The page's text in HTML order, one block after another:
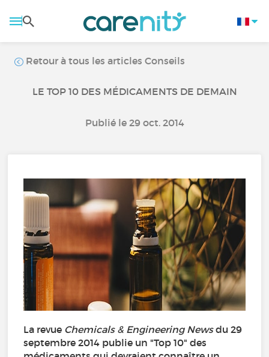
Retour à tous les articles Conseils
LE TOP 10 DES MÉDICAMENTS DE DEMAIN
Publié le 29 oct. 2014
La revue Chemicals & Engineering Newsdu 29
septembre 2014 publie un "Top 10" des